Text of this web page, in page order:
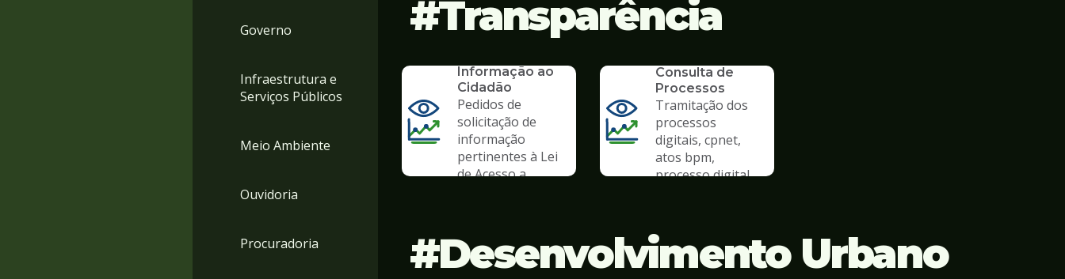
Governo
Infraestrutura e
Serviços Públicos
Meio Ambiente
Ouvidoria
Procuradoria
Transparência
Informação ao
Cidadão
Pedidos de
solicitação de
informação
pertinentes à Lei
de Acesso a
Consulta de
Processos
Tramitação dos
processos
digitais, cpnet,
atos bpm,
processo digital
Desenvolvimento Urbano